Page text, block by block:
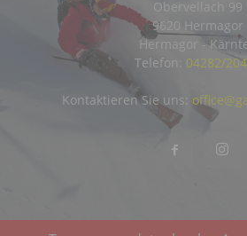
Obervellach 99
9620 Hermagor
Hermagor -
Telefon: 04282/
Kontaktieren Sie uns: